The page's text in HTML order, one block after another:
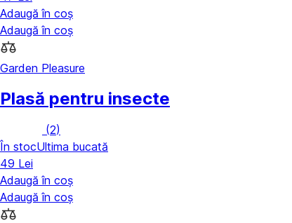
Adaugă în coș
Adaugă în coș
Garden Pleasure
Plasă pentru insecte
(2)
În stocUltima bucată
49 Lei
Adaugă în coș
Adaugă în coș